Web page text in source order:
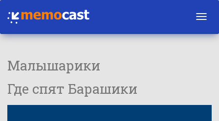
Малышарики
Где спят Барашики